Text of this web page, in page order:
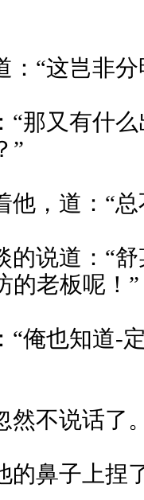
“这岂非分
那又有什
”
，道：“
说道：“
的老板呢！”
俺也知道-
然不说话了
鼻子上捏